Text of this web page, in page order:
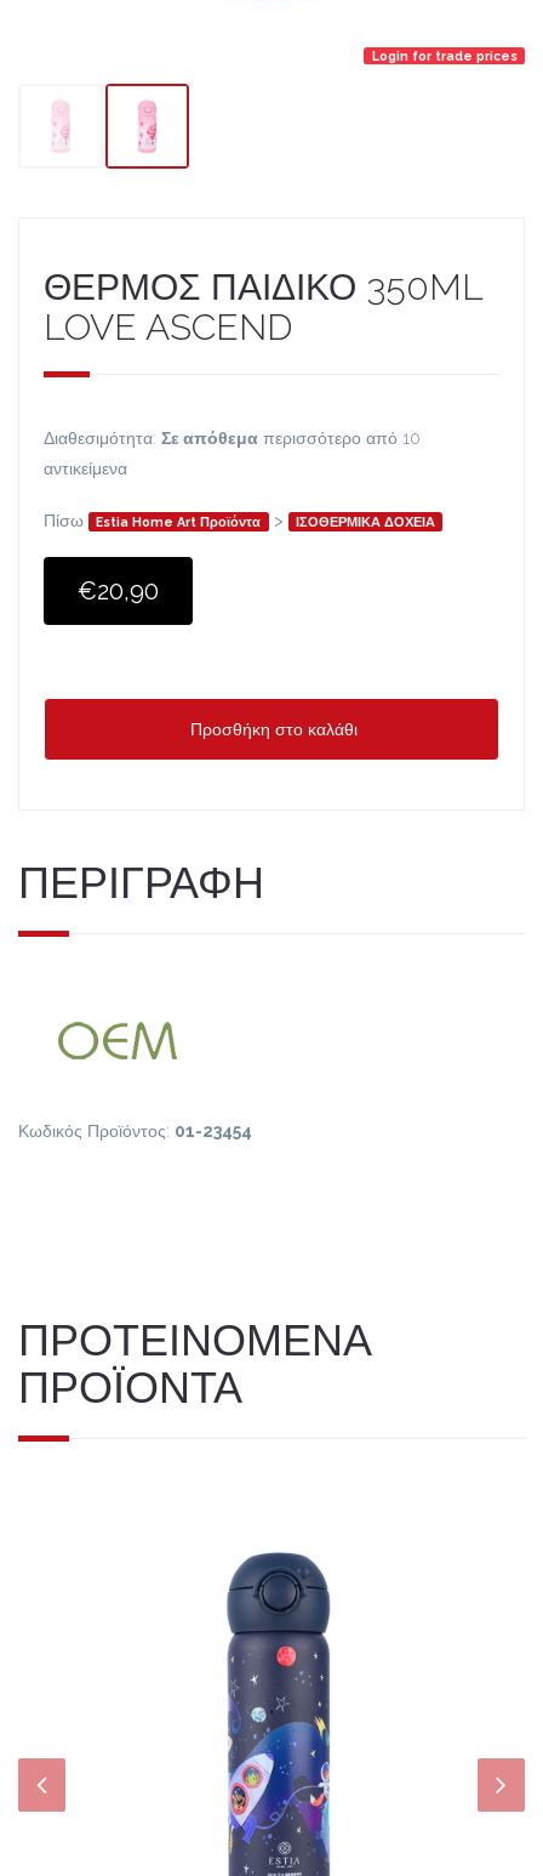
Login for trade prices
ΘΕΡΜΟΣ ΠΑΙΔΙΚΟ 350ML
LOVE ASCEND
Διαθεσιμότητα: Σε απόθεμα περισσότερο από 10
αντικείμενα
Πίσω Estia Home Art Προϊόντα > ΙΣΟΘΕΡΜΙΚΑ ΔΟΧΕΙΑ
€20,90
Προσθήκη στο καλάθι
ΠΕΡΙΓΡΑΦΗ
Κωδικός Προϊόντος: 01-23454
ΠΡΟΤΕΙΝΟΜΕΝΑ
ΠΡΟΪΟΝΤΑ